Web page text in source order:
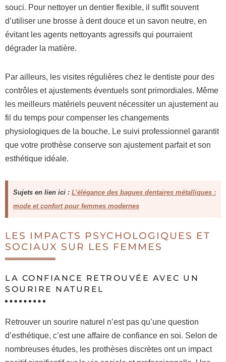
souci. Pour nettoyer un dentier flexible, il suffit souvent
d’utiliser une brosse à dent douce et un savon neutre, en
évitant les agents nettoyants agressifs qui pourraient
dégrader la matière.
Par ailleurs, les visites régulières chez le dentiste pour des
contrôles et ajustements éventuels sont primordiales. Même
les meilleurs matériels peuvent nécessiter un ajustement au
fil du temps pour compenser les changements
physiologiques de la bouche. Le suivi professionnel garantit
que votre prothèse conserve son ajustement parfait et son
esthétique idéale.
Sujets en lien ici : L’élégance des bagues dentaires métalliques :
mode et confort pour femmes modernes
LES IMPACTS PSYCHOLOGIQUES ET
SOCIAUX SUR LES FEMMES
LA CONFIANCE RETROUVÉE AVEC UN
SOURIRE NATUREL
Retrouver un sourire naturel n’est pas qu’une question
d’esthétique, c’est une affaire de confiance en soi. Selon de
nombreuses études, les prothèses discrètes ont un impact